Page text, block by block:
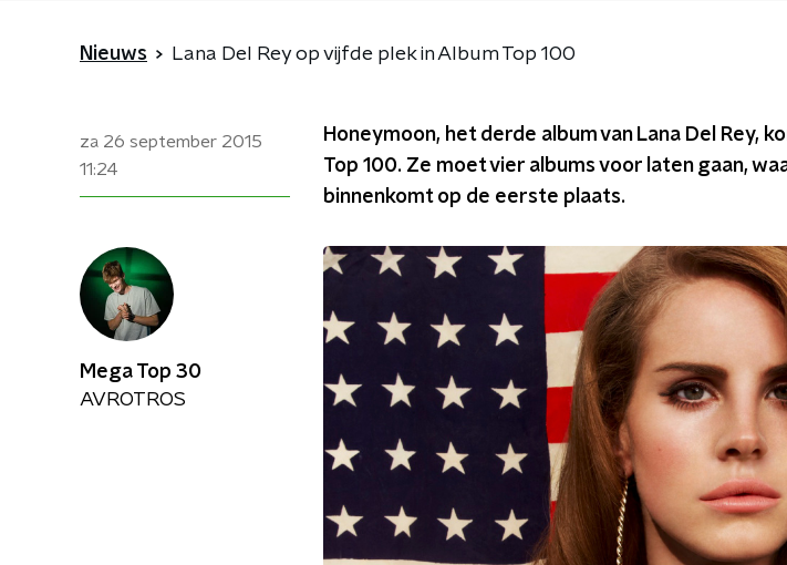
Nieuws Lana Del Rey op vijfde plek in Album Top 100
za 26 september 2015
11:24
Honeymoon, het derde album van Lana Del Rey,
Top 100. Ze moet vier albums voor laten gaan,
binnenkomt op de eerste plaats.
Mega Top 30
AVROTROS